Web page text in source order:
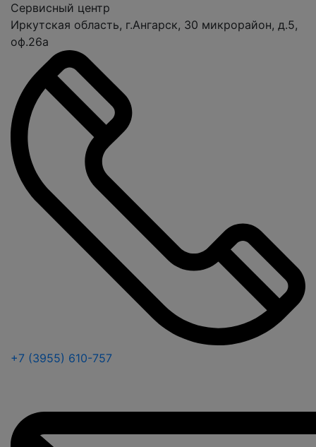
Cервисный центр
Иркутская область, г.Ангарск, 30 микрорайон, д.5,
оф.26а
+7 (3955) 610-757